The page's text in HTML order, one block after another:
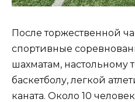
После торжественной
спортивные
шахматам, настольному
баскетболу, легкой
каната. Около 10